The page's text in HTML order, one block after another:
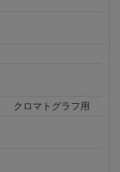
クロマトグラフ用